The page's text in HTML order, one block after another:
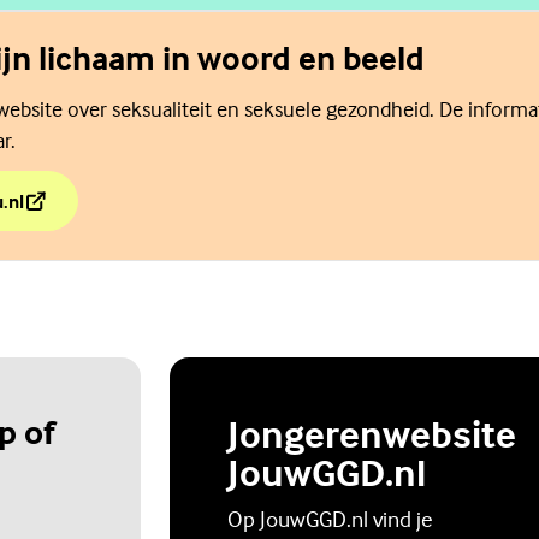
lichaam in woord en beeld
over seksualiteit en seksuele gezondheid. De
lichaam in woord en beeld
of
Jongerenwebsite
JouwGGD.nl
Op JouwGGD.nl vind je